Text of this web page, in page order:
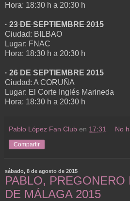
Hora: 18:30 h a 20:30 h
· 23 DE SEPTIEMBRE 2015
Ciudad: BILBAO
Lugar: FNAC
Hora: 18:30 h a 20:30 h
· 26 DE SEPTIEMBRE 2015
Ciudad: A CORUÑA
Lugar: El Corte Inglés Marineda
Hora: 18:30 h a 20:30 h
Pablo López Fan Club en 17:31 No
Compartir
sábado, 8 de agosto de 2015
PABLO, PREGONERO
DE MÁLAGA 2015